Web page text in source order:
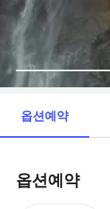
옵션예약
옵션예약